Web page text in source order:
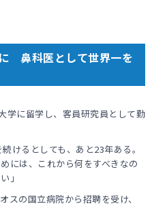
鼻科医として世界一を
学に留学し、客員研究員として勤
けるとしても、あと23年ある。
には、これから何をすべきなの
」
スの国立病院から招聘を受け、